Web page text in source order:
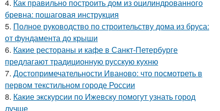
4. Как правильно построить дом из оцилиндрованного
бревна: пошаговая инструкция
5. Полное руководство по строительству дома из бруса:
от фундамента до крыши
6. Какие рестораны и кафе в Санкт-Петербурге
предлагают традиционную русскую кухню
7. Достопримечательности Иваново: что посмотреть в
первом текстильном городе России
8. Какие экскурсии по Ижевску помогут узнать город
лучше